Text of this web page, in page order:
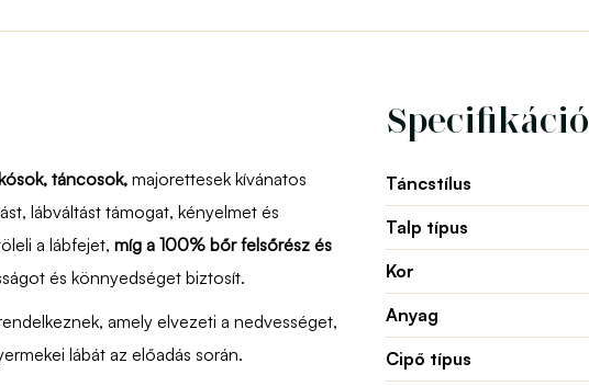
táncosok, majorettesek kívánatos
lábváltást támogat, kényelmet és
a lábfejet, míg a 100% bőr felsőrész és
és könnyedséget biztosít.
amely elvezeti a nedvességet,
lábát az előadás során.
Specifikáció
Táncstílus
Talp típus
Kor
Anyag
Cipő típus